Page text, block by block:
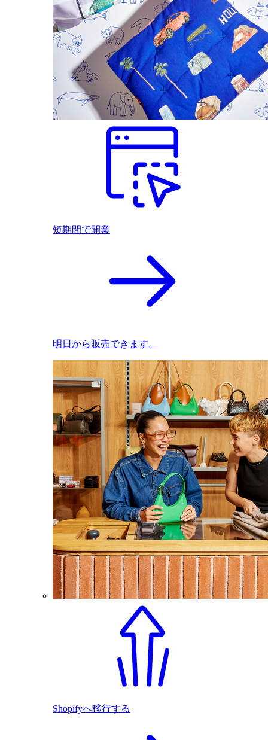
短期間で開業
明日から販売できます。
Shopifyへ移行する